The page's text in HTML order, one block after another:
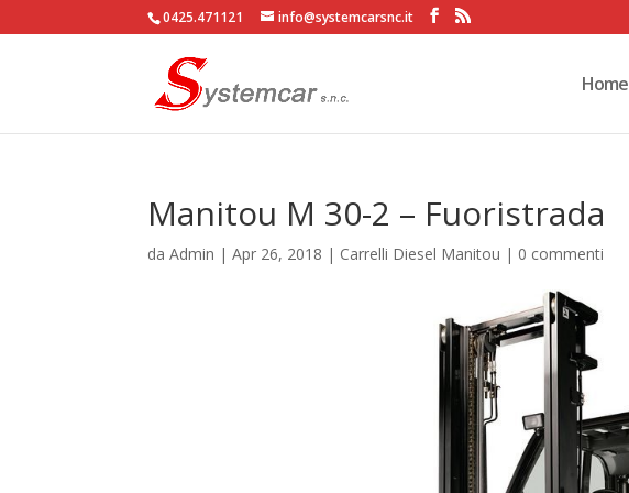
0425.471121 info@systemcarsnc.it
Home
Manitou M 30-2 – Fuoristrada
daAdmin |Apr 26, 2018 | Carrelli Diesel Manitou | 0 commenti